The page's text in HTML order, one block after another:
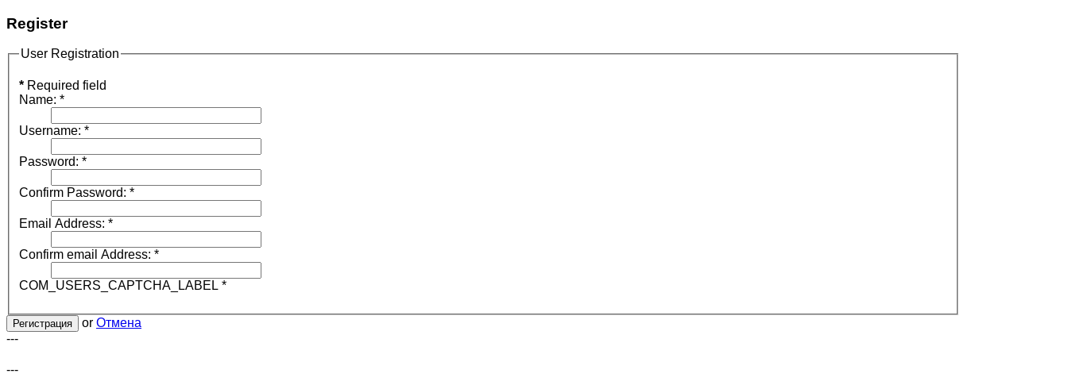
Register
User Registration
* Required field
Name: *
Username: *
Password: *
Confirm Password: *
Email Address: *
Confirm email Address: *
COM_USERS_CAPTCHA_LABEL *
Регистрация or Отмена
---
---